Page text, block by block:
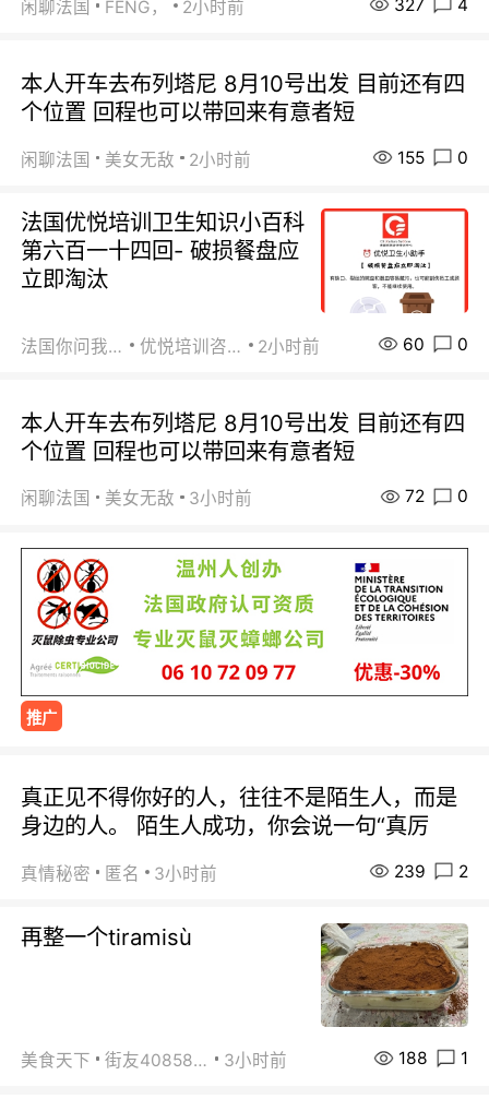
闲聊法国 FENG， 2小时前 327 4
本人开车去布列塔尼 8月10号出发 目前还有四
个位置 回程也可以带回来有意者短
闲聊法国 美女无敌 2小时前 155 0
法国优悦培训卫生知识小百科
第六百一十四回- 破损餐盘应
立即淘汰
法国你问我答 优悦培训咨询 2小时前 60 0
本人开车去布列塔尼 8月10号出发 目前还有四
个位置 回程也可以带回来有意者短
闲聊法国 美女无敌 3小时前 72 0
推广
真正见不得你好的人，往往不是陌生人，而是
身边的人。 陌生人成功，你会说一句“真厉
真情秘密 匿名 3小时前 239 2
再整一个tiramisù
美食天下 街友40858442 3小时前 188 1